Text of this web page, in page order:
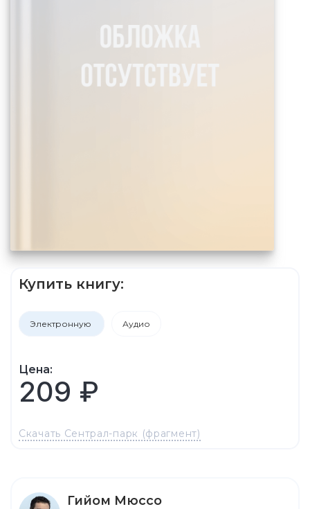
Купить книгу:
Электронную Аудио
Цена:
209 ₽
Скачать Сентрал-парк (фрагмент)
Гийом Мюссо